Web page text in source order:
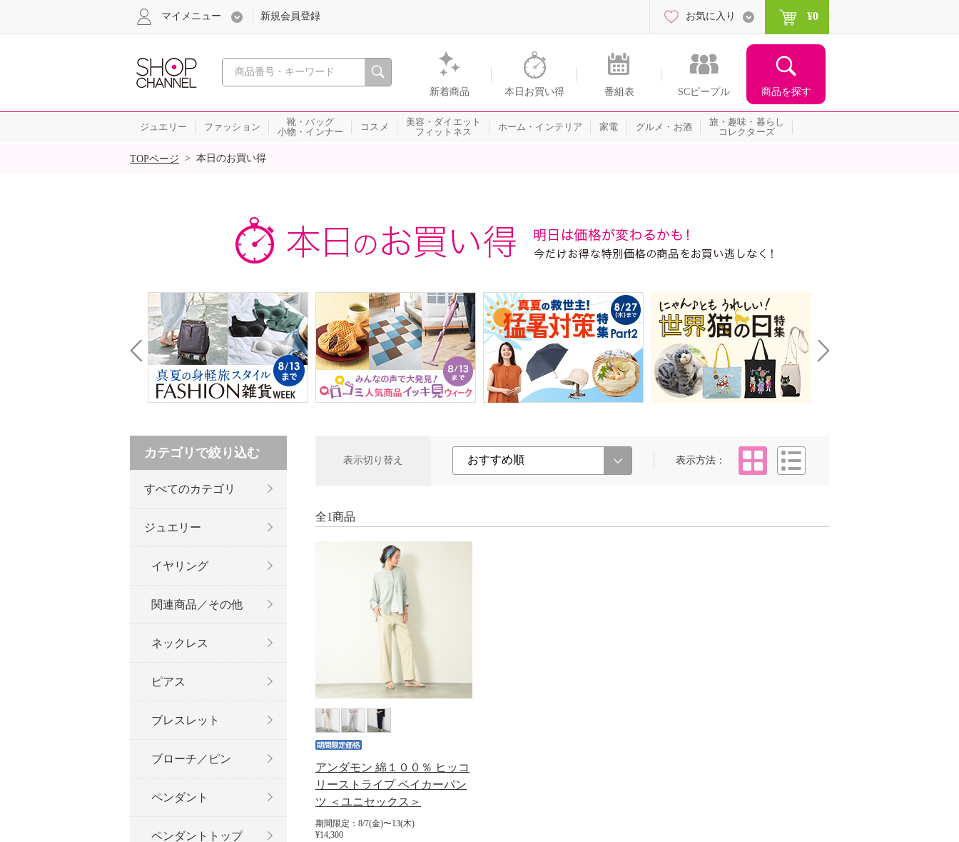
心おどる、瞬間を。通販・テレビショッピングのショップチャンネル
新着商品 本日お買い得 番組表 SCピープル 商品を探す
マイメニュー 新規会員登録 お気に入り ¥0
ジュエリー ファッション
靴・バッグ
小物・インナー
コスメ
美容・ダイエット
フィットネス
ホーム・インテリア 家電 グルメ・お酒
旅・趣味・暮らし
コレクターズ
SALE
TOPページ > 本日のお買い得
表示切り替え 表示方法
タイル
全1商品
アンダモン 綿１００％ ヒッコ
リーストライプ ベイカーパン
ツ ＜ユニセックス＞
期間限定：8/7(金)〜13(木)
¥14,300
カテゴリで絞り込む
すべてのカテゴリ
ジュエリー
イヤリング
関連商品／その他
ネックレス
ピアス
ブレスレット
ブローチ／ピン
ペンダント
ペンダントトップ